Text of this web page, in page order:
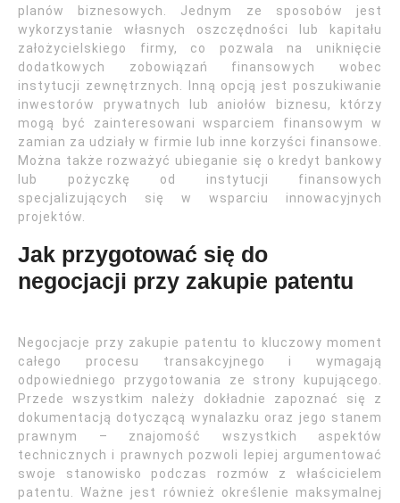
planów biznesowych. Jednym ze sposobów jest
wykorzystanie własnych oszczędności lub kapitału
założycielskiego firmy, co pozwala na uniknięcie
dodatkowych zobowiązań finansowych wobec
instytucji zewnętrznych. Inną opcją jest poszukiwanie
inwestorów prywatnych lub aniołów biznesu, którzy
mogą być zainteresowani wsparciem finansowym w
zamian za udziały w firmie lub inne korzyści finansowe.
Można także rozważyć ubieganie się o kredyt bankowy
lub pożyczkę od instytucji finansowych
specjalizujących się w wsparciu innowacyjnych
projektów.
Jak przygotować się do
negocjacji przy zakupie patentu
Negocjacje przy zakupie patentu to kluczowy moment
całego procesu transakcyjnego i wymagają
odpowiedniego przygotowania ze strony kupującego.
Przede wszystkim należy dokładnie zapoznać się z
dokumentacją dotyczącą wynalazku oraz jego stanem
prawnym – znajomość wszystkich aspektów
technicznych i prawnych pozwoli lepiej argumentować
swoje stanowisko podczas rozmów z właścicielem
patentu. Ważne jest również określenie maksymalnej